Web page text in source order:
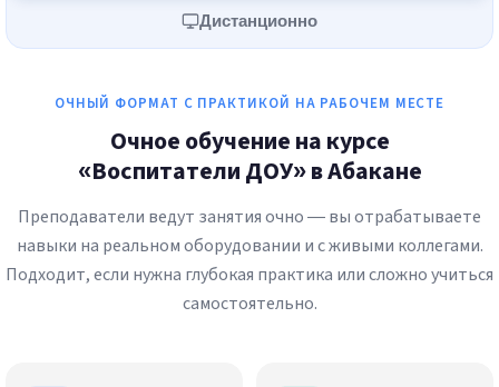
Дистанционно
ОЧНЫЙ ФОРМАТ С ПРАКТИКОЙ НА РАБОЧЕМ МЕСТЕ
Очное обучение на курсе
«Воспитатели ДОУ» в Абакане
Преподаватели ведут занятия очно — вы отрабатываете
навыки на реальном оборудовании и с живыми коллегами.
Подходит, если нужна глубокая практика или сложно учиться
самостоятельно.